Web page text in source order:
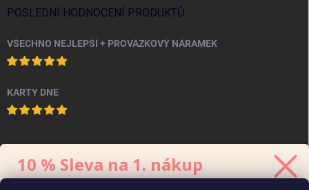
POSLEDNÍ HODNOCENÍ PRODUKTŮ
VŠECHNO NEJLEPŠÍ + PROVÁZKOVÝ NÁRAMEK
KARTY DNE
PINTEREST
10 % Sleva na 1. nákup